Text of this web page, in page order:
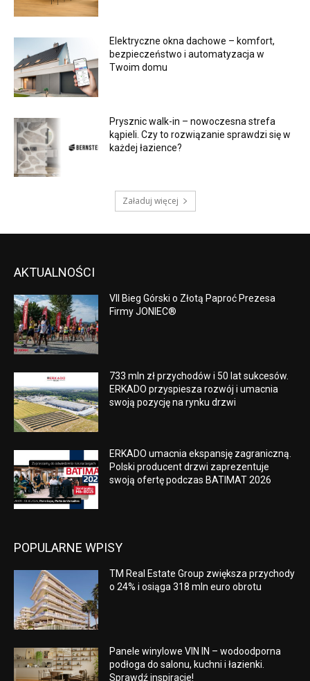
Elektryczne okna dachowe – komfort,
bezpieczeństwo i automatyzacja w
Twoim domu
Prysznic walk-in – nowoczesna strefa
kąpieli. Czy to rozwiązanie sprawdzi się w
każdej łazience?
Załaduj więcej
AKTUALNOŚCI
VII Bieg Górski o Złotą Paproć Prezesa
Firmy JONIEC®
733 mln zł przychodów i 50 lat sukcesów.
ERKADO przyspiesza rozwój i umacnia
swoją pozycję na rynku drzwi
ERKADO umacnia ekspansję zagraniczną.
Polski producent drzwi zaprezentuje
swoją ofertę podczas BATIMAT 2026
POPULARNE WPISY
TM Real Estate Group zwiększa przychody
o 24% i osiąga 318 mln euro obrotu
Panele winylowe VIN IN – wodoodporna
podłoga do salonu, kuchni i łazienki.
Sprawdź inspiracje!